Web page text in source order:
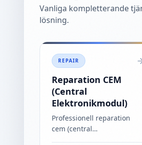
Vanliga kompletterande
lösning.
REPAIR
Reparation CEM
(Central
Elektronikmodul)
Professionell reparation
cem (central